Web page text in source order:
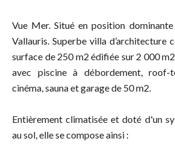
Vue Mer. Situé en position
Vallauris. Superbe villa d’architecture
surface de 250 m2 édifiée sur 2 000
avec piscine à débordement, roof-
cinéma, sauna et garage de 50 m2.
Entièrement climatisée et doté d'un
au sol, elle se compose ainsi :